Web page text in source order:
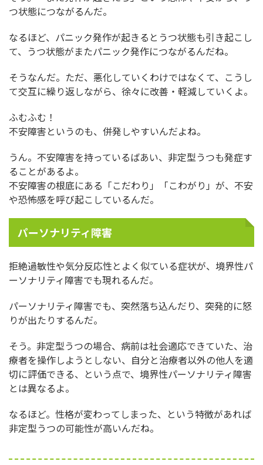
つ状態につながるんだ。
なるほど、パニック発作が起きるとうつ状態も引き起こし
て、うつ状態がまたパニック発作につながるんだね。
そうなんだ。ただ、悪化していくわけではなくて、こうし
て交互に繰り返しながら、徐々に改善・軽減していくよ。
ふむふむ！
不安障害というのも、併発しやすいんだよね。
うん。不安障害を持っているばあい、非定型うつも発症す
ることがあるよ。
不安障害の根底にある「こだわり」「こわがり」が、不安
や恐怖感を呼び起こしているんだ。
パーソナリティ障害
拒絶過敏性や気分反応性とよく似ている症状が、境界性パ
ーソナリティ障害でも現れるんだ。
パーソナリティ障害でも、突然落ち込んだり、突発的に怒
りが出たりするんだ。
そう。非定型うつの場合、病前は社会適応できていた、治
療者を操作しようとしない、自分と治療者以外の他人を適
切に評価できる、という点で、境界性パーソナリティ障害
とは異なるよ。
なるほど。性格が変わってしまった、という特徴があれば
非定型うつの可能性が高いんだね。